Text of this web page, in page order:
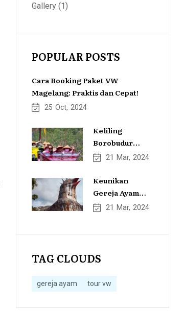
Gallery (1)
POPULAR POSTS
Cara Booking Paket VW
Magelang: Praktis dan Cepat!
25 Oct 2024
Keliling
Borobudur
dengan Mobil
21 Mar 2024
Keunikan
Gereja Ayam
Magelang
21 Mar 2024
TAG CLOUDS
gereja ayam tour vw